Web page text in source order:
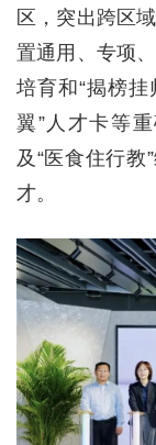
区，突出跨区
置通用、专项
培育和“揭榜挂
翼”人才卡等
及“医食住行教
才。